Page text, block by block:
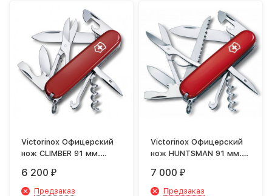
Victorinox Офицерский
нож CLIMBER 91 мм.
6 200 ₽
Предзаказ
Victorinox Офицерский
нож HUNTSMAN 91 мм.
7 000 ₽
Предзаказ